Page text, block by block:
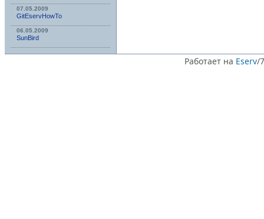
07.05.2009
GitEservHowTo
06.05.2009
SunBird
Работает на Eserv/